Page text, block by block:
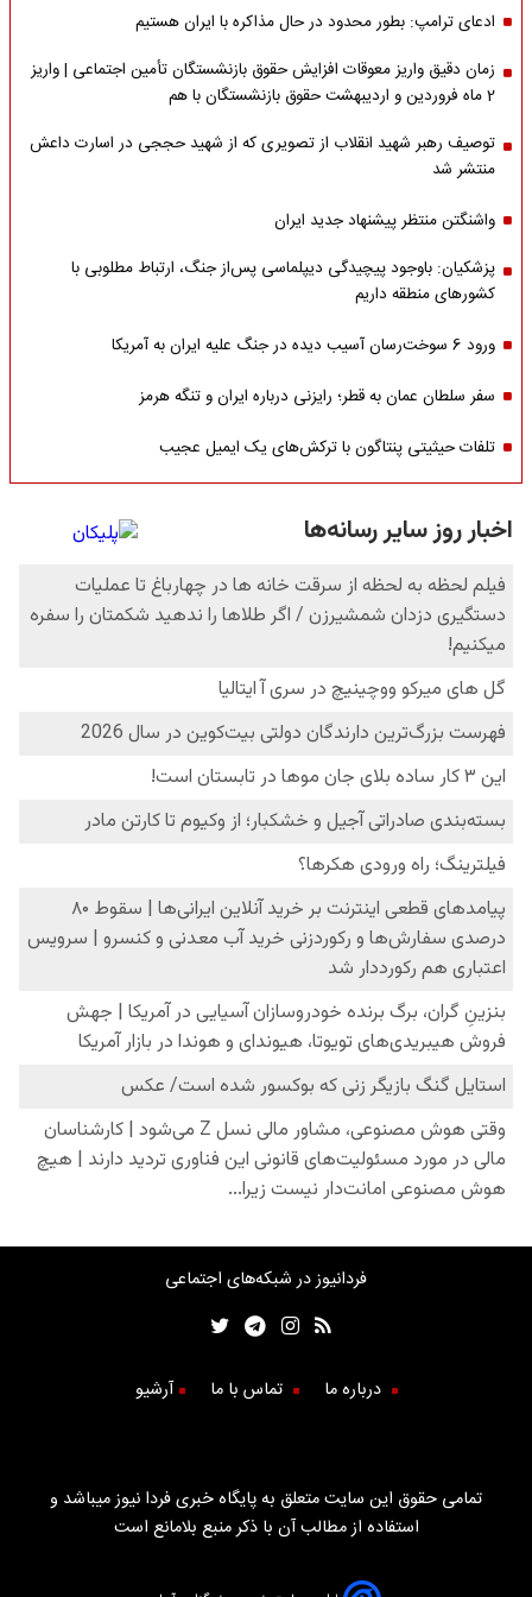
ادعای ترامپ: بطور محدود در حال مذاکره با ایران هستیم
زمان دقیق واریز معوقات افزایش حقوق بازنشستگان تأمین اجتماعی | واریز
2 ماه فروردین و اردیبهشت حقوق بازنشستگان با هم
توصیف رهبر شهید انقلاب از تصویری که از شهید حججی در اسارت داعش
منتشر شد
واشنگتن منتظر پیشنهاد جدید ایران
پزشکیان: باوجود پیچیدگی دیپلماسی پس‌از جنگ، ارتباط مطلوبی با
کشورهای منطقه داریم
ورود 6 سوخت‌رسان آسیب دیده در جنگ علیه ایران به آمریکا
سفر سلطان عمان به قطر؛ رایزنی درباره ایران و تنگه هرمز
تلفات حیثیتی پنتاگون با ترکش‌های یک ایمیل عجیب
فردانیوز در شبکه‌های اجتماعی
درباره ما تماس با ما آرشیو
تمامی حقوق این سایت متعلق به پایگاه خبری فردا نیوز میباشد و
استفاده از مطالب آن با ذکر منبع بلامانع است